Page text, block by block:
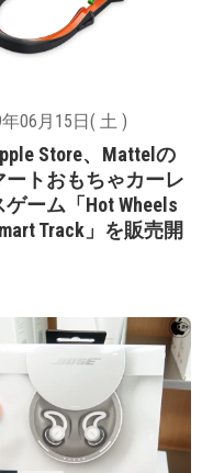
06月15日( 土 )
Store、Mattelの
ートおもちゃカーレ
ゲーム「Hot Wheels
Track」を販売開